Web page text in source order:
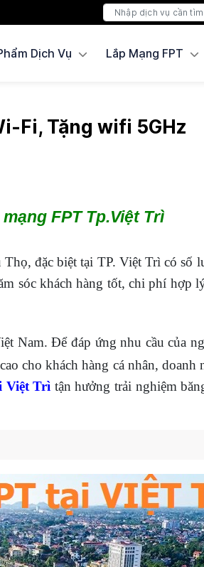
Dịch Vụ Lắp Mạng FPT
Fi, Tặng wifi 5GHz
FPT Tp.Việt Trì
đặc biệt tại TP. Việt Trì có số
sóc khách hàng tốt, chi phí hợp
Nam. Để đáp ứng nhu cầu của
cho khách hàng cá nhân,
Việt Trì tận hưởng trải nghiệm